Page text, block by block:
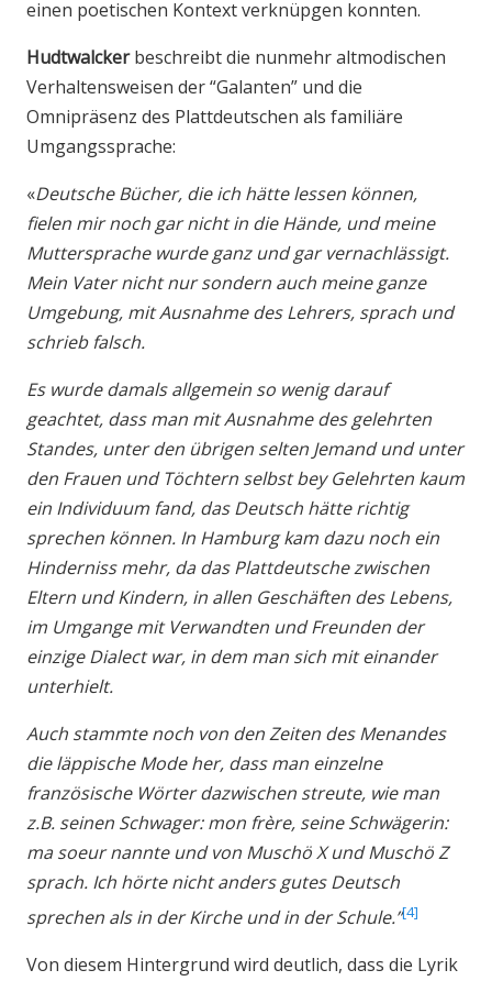
einen poetischen Kontext verknüpgen konnten.
Hudtwalckerbeschreibt die nunmehr altmodischen
Verhaltensweisen der “Galanten” und die
Omnipräsenz des Plattdeutschen als familiäre
Umgangssprache:
«Deutsche Bücher, die ich hätte lessen können,
fielen mir noch gar nicht in die Hände, und meine
Muttersprache wurde ganz und gar vernachlässigt.
Mein Vater nicht nur sondern auch meine ganze
Umgebung, mit Ausnahme des Lehrers, sprach und
schrieb falsch.
Es wurde damals allgemein so wenig darauf
geachtet, dass man mit Ausnahme des gelehrten
Standes, unter den übrigen selten Jemand und unter
den Frauen und Töchtern selbst bey Gelehrten kaum
ein Individuum fand, das Deutsch hätte richtig
sprechen können. In Hamburg kam dazu noch ein
Hinderniss mehr, da das Plattdeutsche zwischen
Eltern und Kindern, in allen Geschäften des Lebens,
im Umgange mit Verwandten und Freunden der
einzige Dialect war, in dem man sich mit einander
unterhielt.
Auch stammte noch von den Zeiten des Menandes
die läppische Mode her, dass man einzelne
französische Wörter dazwischen streute, wie man
z.B. seinen Schwager: mon frère, seine Schwägerin:
ma soeur nannte und von Muschö X und Muschö Z
sprach. Ich hörte nicht anders gutes Deutsch
sprechen als in der Kirche und in der Schule.” 4
Von diesem Hintergrund wird deutlich, dass die Lyrik